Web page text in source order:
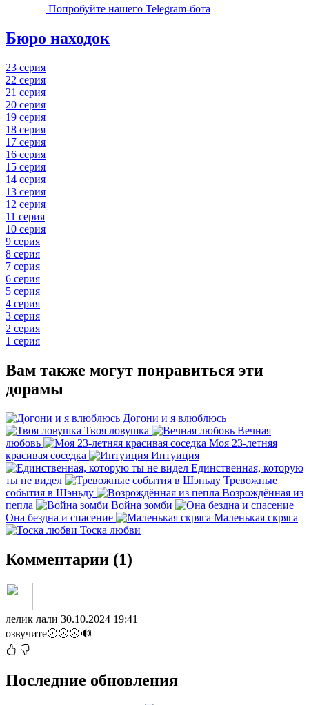
Попробуйте нашего Telegram-бота
Бюро находок
23 серия
22 серия
21 серия
20 серия
19 серия
18 серия
17 серия
16 серия
15 серия
14 серия
13 серия
12 серия
11 серия
10 серия
9 серия
8 серия
7 серия
6 серия
5 серия
4 серия
3 серия
2 серия
1 серия
Вам также могут понравиться эти
дорамы
Догони и я влюблюсь
Твоя ловушка
Вечная
любовь
Моя 23-летняя
красивая соседка
Интуиция
Единственная, которую
ты не видел
Тревожные
события в Шэньду
Возрождённая из
пепла
Война зомби
Она бездна и спасение
Маленькая скряга
Тоска любви
Комментарии (1)
лелик лали 30.10.2024 19:41
озвучите🌝🌝🌝🔊
Последние обновления